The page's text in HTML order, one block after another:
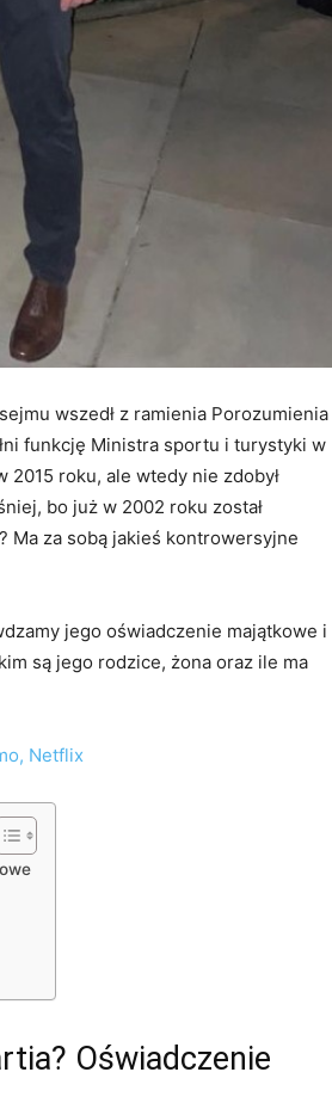
wszedł z ramienia Porozumienia
funkcję Ministra sportu i turystyki w
2015 roku, ale wtedy nie zdobył
bo już w 2002 roku został
Ma za sobą jakieś kontrowersyjne
jego oświadczenie majątkowe i
są jego rodzice, żona oraz ile ma
Netflix
Oświadczenie